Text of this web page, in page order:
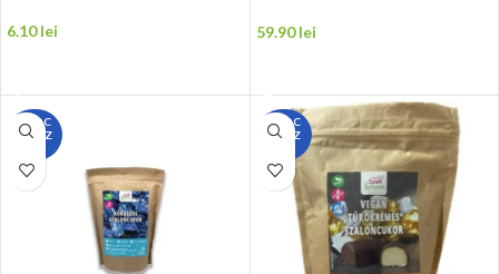
6.10lei
Reform
59.90lei
STOC
EPUIZ
STOC
EPUIZ